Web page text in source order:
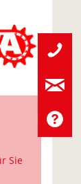
Sie